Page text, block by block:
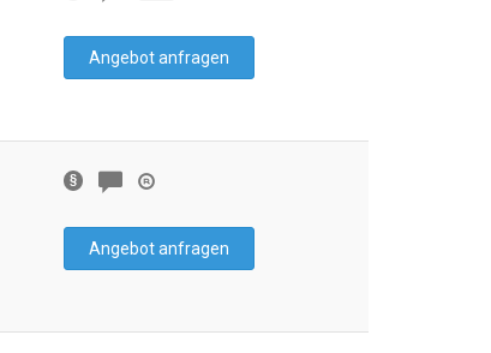
Angebot anfragen
Angebot anfragen